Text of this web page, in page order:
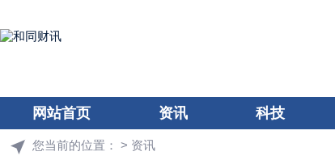
网站首页 资讯 科技
您当前的位置： > 资讯